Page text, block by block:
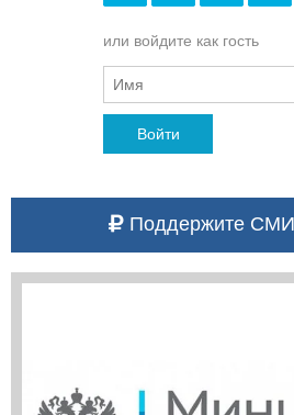
или войдите как гость
Войти
Поддержите СМИ